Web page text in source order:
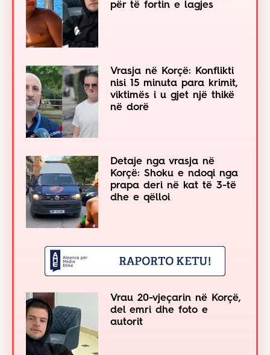
për të fortin e lagjes
Vrasja në Korçë: Konflikti
nisi 15 minuta para krimit,
viktimës i u gjet një thikë
në dorë
Detaje nga vrasja në
Korçë: Shoku e ndoqi nga
prapa deri në kat të 3-të
dhe e qëlloi
Vrau 20-vjeçarin në Korçë,
del emri dhe foto e
autorit